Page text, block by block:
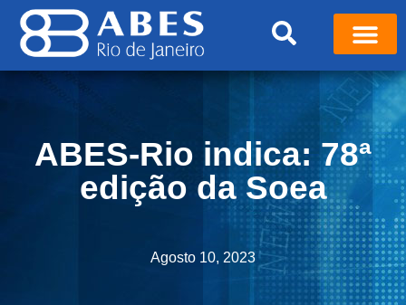
ABES-Rio indica: 78ª
edição da Soea
Agosto 10, 2023